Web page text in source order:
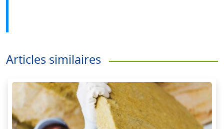
Articles similaires